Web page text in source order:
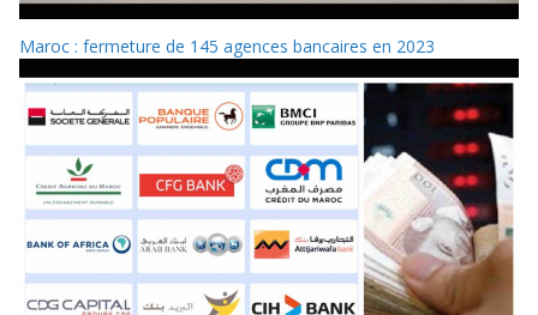
Maroc : fermeture de 145 agences bancaires en 2023